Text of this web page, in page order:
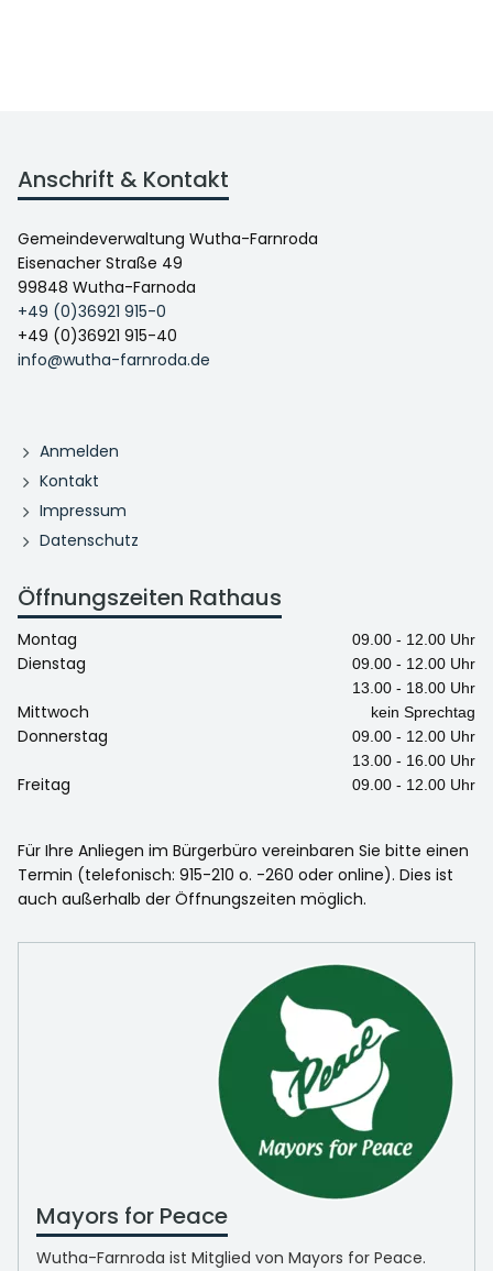
Anschrift & Kontakt
Gemeindeverwaltung Wutha-Farnroda
Eisenacher Straße 49
99848 Wutha-Farnoda
+49 (0)36921 915-0
+49 (0)36921 915-40
info@wutha-farnroda.de
Anmelden
Kontakt
Impressum
Datenschutz
Öffnungszeiten Rathaus
Montag 09.00 - 12.00 Uhr
Dienstag
09.00 - 12.00 Uhr
13.00 - 18.00 Uhr
Mittwoch kein Sprechtag
Donnerstag
09.00 - 12.00 Uhr
13.00 - 16.00 Uhr
Freitag 09.00 - 12.00 Uhr
Für Ihre Anliegen im Bürgerbüro vereinbaren Sie bitte einen
Termin (telefonisch: 915-210 o. -260 oder online). Dies ist
auch außerhalb der Öffnungszeiten möglich.
Mayors for Peace
Wutha-Farnroda ist Mitglied von Mayors for Peace.